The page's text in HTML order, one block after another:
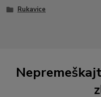
Rukavice